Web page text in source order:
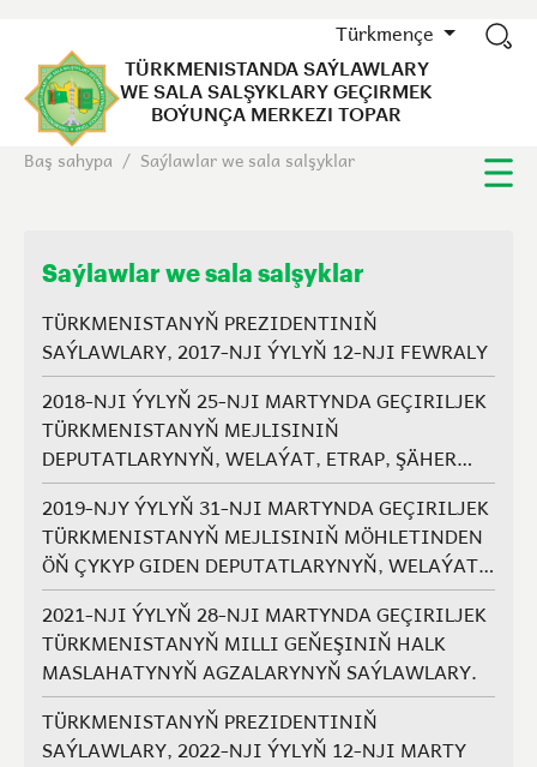
Türkmençe
TÜRKMENISTANDA SAÝLAWLARY
WE SALA SALŞYKLARY GEÇIRMEK
BOÝUNÇA MERKEZI TOPAR
Baş sahypa / Saýlawlar we sala salşyklar
Saýlawlar we sala salşyklar
TÜRKMENISTANYŇ PREZIDENTINIŇ
SAÝLAWLARY, 2017-NJI ÝYLYŇ 12-NJI FEWRALY
2018-NJI ÝYLYŇ 25-NJI MARTYNDA GEÇIRILJEK
TÜRKMENISTANYŇ MEJLISINIŇ
DEPUTATLARYNYŇ, WELAÝAT, ETRAP, ŞÄHER
HALK MASLAHATLARYNYŇ WE GEŇEŞLERIŇ
AGZALARYNYŇ SAÝLAWLARY.
2019-NJY ÝYLYŇ 31-NJI MARTYNDA GEÇIRILJEK
TÜRKMENISTANYŇ MEJLISINIŇ MÖHLETINDEN
ÖŇ ÇYKYP GIDEN DEPUTATLARYNYŇ, WELAÝAT,
ETRAP, ŞÄHER HALK MASLAHATLARYNYŇ WE
GEŇEŞLERIŇ AGZALARYNYŇ ÝERINE SAÝLAWLAR
2021-NJI ÝYLYŇ 28-NJI MARTYNDA GEÇIRILJEK
TÜRKMENISTANYŇ MILLI GEŇEŞINIŇ HALK
MASLAHATYNYŇ AGZALARYNYŇ SAÝLAWLARY.
TÜRKMENISTANYŇ PREZIDENTINIŇ
SAÝLAWLARY, 2022-NJI ÝYLYŇ 12-NJI MARTY